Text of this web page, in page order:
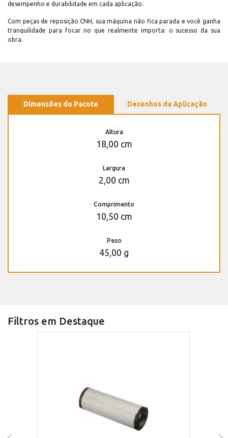
desempenho e durabilidade em cada aplicação.
Com peças de reposição CNH, sua máquina não fica parada e você ganha
tranquilidade para focar no que realmente importa: o sucesso da sua
obra.
Dimensões do Pacote Desenhos da Aplicação
Altura
18,00 cm
Largura
2,00 cm
Comprimento
10,50 cm
Peso
45,00 g
Filtros em Destaque